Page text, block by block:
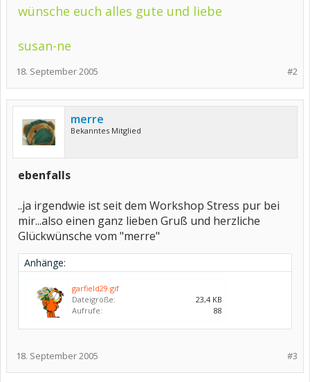
wünsche euch alles gute und liebe
susan-ne
#2
18. September 2005
merre
Bekanntes Mitglied
ebenfalls
..ja irgendwie ist seit dem Workshop Stress pur bei
mir...also einen ganz lieben Gruß und herzliche
Glückwünsche vom "merre"
Anhänge:
garfield29.gif
Dateigröße:
23,4 KB
Aufrufe:
88
#3
18. September 2005